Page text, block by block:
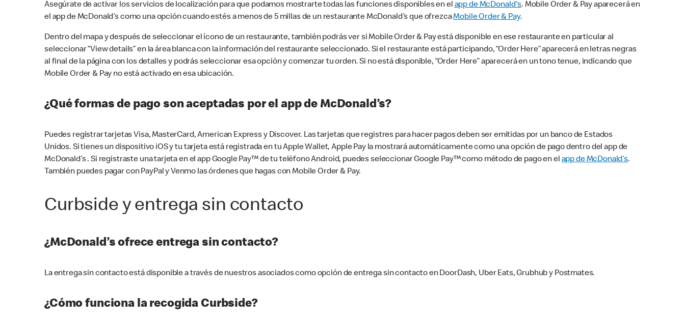
Asegúrate de activar los servicios de localización para que podamos mostrarte todas las funciones disponibles en elapp de McDonald's. Mobile Order & Pay aparecerá en
el app de McDonald’s como una opción cuando estés a menos de 5 millas de un restaurante McDonald’s que ofrezcaMobile Order & Pay.
Dentro del mapa y después de seleccionar el ícono de un restaurante, también podrás ver si Mobile Order & Pay está disponible en ese restaurante en particular al
seleccionar “View details” en la área blanca con la información del restaurante seleccionado. Si el restaurante está participando, “Order Here” aparecerá en letras negras
al final de la página con los detalles y podrás seleccionar esa opción y comenzar tu orden. Si no está disponible, “Order Here” aparecerá en un tono tenue, indicando que
Mobile Order & Pay no está activado en esa ubicación.
¿Qué formas de pago son aceptadas por el app de McDonald’s?
Puedes registrar tarjetas Visa, MasterCard, American Express y Discover. Las tarjetas que registres para hacer pagos deben ser emitidas por un banco de Estados
Unidos. Si tienes un dispositivo iOS y tu tarjeta está registrada en tu Apple Wallet, Apple Pay la mostrará automáticamente como una opción de pago dentro del app de
McDonald’s . Si registraste una tarjeta en el app Google Pay™ de tu teléfono Android, puedes seleccionar Google Pay™ como método de pago en elapp de McDonald’s.
También puedes pagar con PayPal y Venmo las órdenes que hagas con Mobile Order & Pay.
Curbside y entrega sin contacto
¿McDonald’s ofrece entrega sin contacto?
La entrega sin contacto está disponible a través de nuestros asociados como opción de entrega sin contacto en DoorDash, Uber Eats, Grubhub y Postmates.
¿Cómo funciona la recogida Curbside?